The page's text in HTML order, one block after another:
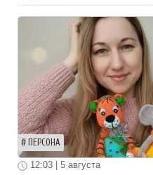
ПЕРСОНА
12:03 | 5 августа